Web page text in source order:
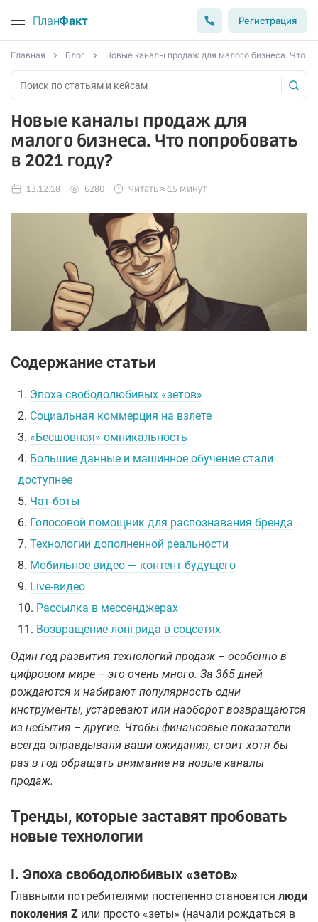
ПланФакт Регистрация
Главная Блог Новые каналы продаж для малого бизнеса. Что
Новые каналы продаж для
малого бизнеса. Что попробовать
в 2021 году?
13.12.18 6280 Читать ≈ 15 минут
Содержание статьи
1. Эпоха свободолюбивых «зетов»
2. Социальная коммерция на взлете
3. «Бесшовная» омникальность
4. Большие данные и машинное обучение стали
доступнее
5. Чат-боты
6. Голосовой помощник для распознавания бренда
7. Технологии дополненной реальности
8. Мобильное видео — контент будущего
9. Live-видео
10. Рассылка в мессенджерах
11. Возвращение лонгрида в соцсетях
Один год развития технологий продаж – особенно в
цифровом мире – это очень много. За 365 дней
рождаются и набирают популярность одни
инструменты, устаревают или наоборот возвращаются
из небытия – другие. Чтобы финансовые показатели
всегда оправдывали ваши ожидания, стоит хотя бы
раз в год обращать внимание на новые каналы
продаж.
Тренды, которые заставят пробовать
новые технологии
I. Эпоха свободолюбивых «зетов»
Главными потребителями постепенно становятся люди
поколения Z или просто «зеты» (начали рождаться в